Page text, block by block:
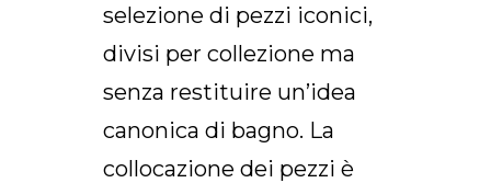
selezione di pezzi iconici,
divisi per collezione ma
senza restituire un’idea
canonica di bagno. La
collocazione dei pezzi è